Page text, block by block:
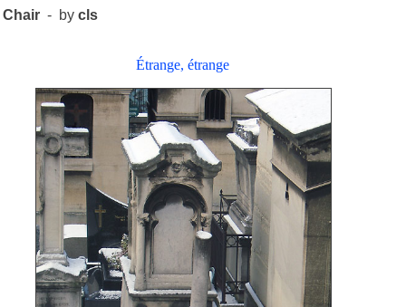
Chair - bycls
Étrange, étrange